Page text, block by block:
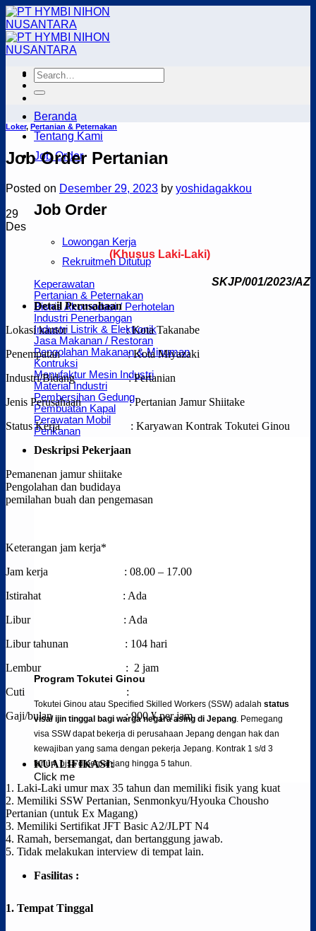
Skip
to
content
Beranda
Tentang Kami
Job Order
Job Order
Lowongan Kerja
Rekruitmen Ditutup
Keperawatan
Pertanian & Peternakan
Bisnis Akomodasi / Perhotelan
Industri Penerbangan
Industri Listrik & Elektronik
Jasa Makanan / Restoran
Pengolahan Makanan & Minuman
Kontruksi
Manufaktur Mesin Industri
Material Industri
Pembersihan Gedung
Pembuatan Kapal
Perawatan Mobil
Perikanan
Program Tokutei Ginou
Tokutei Ginou atau Speciﬁed Skilled Workers (SSW) adalah status
visa/ ijin tinggal bagi warga negara asing di Jepang. Pemegang
visa SSW dapat bekerja di perusahaan Jepang dengan hak dan
kewajiban yang sama dengan pekerja Jepang. Kontrak 1 s/d 3
tahun, bisa diperpanjang hingga 5 tahun.
Click me
Loker, Pertanian & Peternakan
Job Order Pertanian
Posted on Desember 29, 2023 by yoshidagakkou
29
Des
(Khusus Laki-Laki)
SKJP/001/2023/AZ
Detail Perusahaan
Lokasi kantor : Kota Takanabe
Penempatan : Kota Miyazaki
Industri/Bidang : Pertanian
Jenis Perusahaan : Pertanian Jamur Shiitake
Status Kerja : Karyawan Kontrak Tokutei Ginou
Deskripsi Pekerjaan
Pemanenan jamur shiitake
Pengolahan dan budidaya
pemilahan buah dan pengemasan
Keterangan jam kerja*
Jam kerja : 08.00 – 17.00
Istirahat : Ada
Libur : Ada
Libur tahunan : 104 hari
Lembur : 2 jam
Cuti :
Gaji/bulan : 900 ¥ per jam
KUALIFIKASI:
1. Laki-Laki umur max 35 tahun dan memiliki fisik yang kuat
2. Memiliki SSW Pertanian, Senmonkyu/Hyouka Chousho
Pertanian (untuk Ex Magang)
3. Memiliki Sertifikat JFT Basic A2/JLPT N4
4. Ramah, bersemangat, dan bertanggung jawab.
5. Tidak melakukan interview di tempat lain.
Fasilitas :
1. Tempat Tinggal